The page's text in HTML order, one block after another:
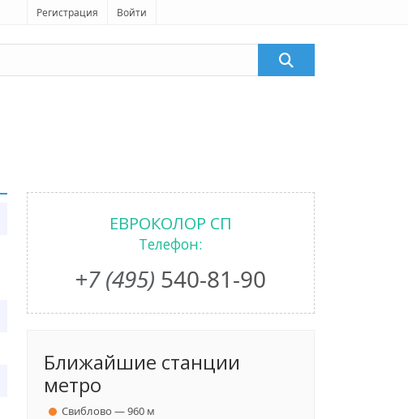
Регистрация Войти
ЕВРОКОЛОР СП
Телефон:
+7 (495) 540-81-90
Ближайшие станции
метро
Свиблово — 960 м